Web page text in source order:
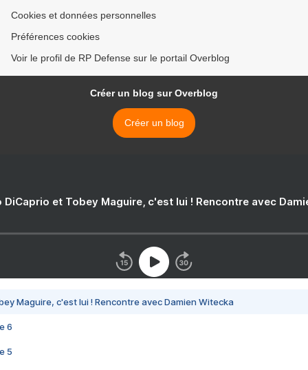
Cookies et données personnelles
Préférences cookies
Voir le profil de RP Defense sur le portail Overblog
Créer un blog sur Overblog
Créer un blog
DiCaprio et Tobey Maguire, c'est lui ! Rencontre avec
Maguire, c'est lui ! Rencontre avec Damien Witecka
6
5